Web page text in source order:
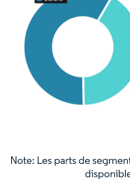
Image © Mordor Intelligence.